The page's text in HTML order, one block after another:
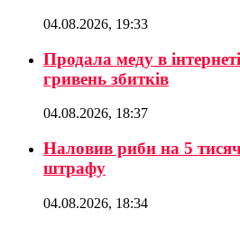
04.08.2026, 19:33
Продала меду в
гривень збитків
04.08.2026, 18:37
Наловив риби на 5
штрафу
04.08.2026, 18:34